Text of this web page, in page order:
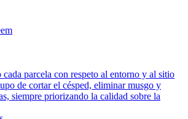
parcela con respeto al entorno y al sitio
de cortar el césped, eliminar musgo y
siempre priorizando la calidad sobre la